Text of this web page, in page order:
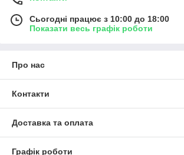
Сьогодні працює з 10:00 до 18:00
Показати весь графік роботи
Про нас
Контакти
Доставка та оплата
Графік роботи